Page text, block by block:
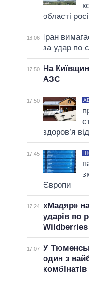
області
18:06
Іран
за удар по
17:50
На
АЗС
17:50
здоров’я
17:45
Європи
17:24 «Мадяр»
ударів по
Wildberries
17:07 У
один з